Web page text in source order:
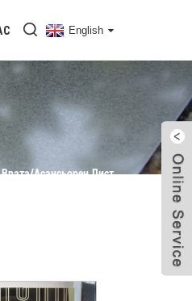
English
асансьорен Лист